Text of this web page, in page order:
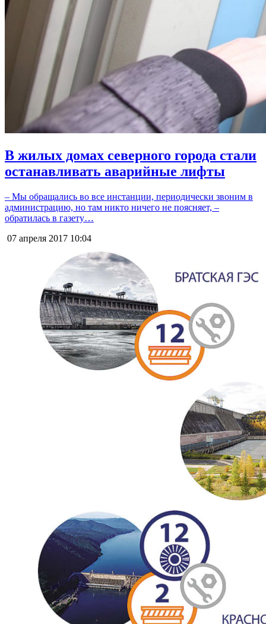
В жилых домах северного города стали
останавливать аварийные лифты
– Мы обращались во все инстанции, периодически звоним в
администрацию, но там никто ничего не поясняет, –
обратилась в газету…
07 апреля 2017 10:04